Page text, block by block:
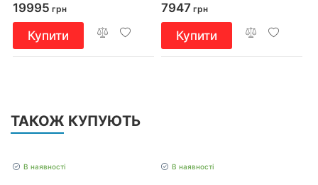
19995 грн
Купити
7947 грн
Купити
ТАКОЖ КУПУЮТЬ
В наявності В наявності